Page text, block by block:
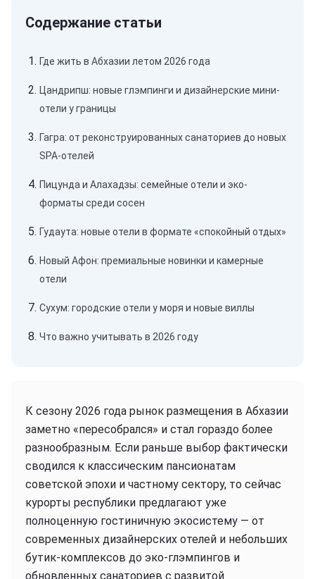
Где жить в Абхазии летом 2026 года
Цандрипш: новые глэмпинги и дизайнерские мини-
отели у границы
Гагра: от реконструированных санаториев до новых
SPA-отелей
Пицунда и Алахадзы: семейные отели и эко-
форматы среди сосен
Гудаута: новые отели в формате «спокойный отдых»
Новый Афон: премиальные новинки и камерные
отели
Сухум: городские отели у моря и новые виллы
Что важно учитывать в 2026 году
К сезону 2026 года рынок размещения в Абхазии
заметно «пересобрался» и стал гораздо более
разнообразным. Если раньше выбор фактически
сводился к классическим пансионатам
советской эпохи и частному сектору, то сейчас
курорты республики предлагают уже
полноценную гостиничную экосистему — от
современных дизайнерских отелей и небольших
бутик-комплексов до эко-глэмпингов и
обновленных санаториев с развитой